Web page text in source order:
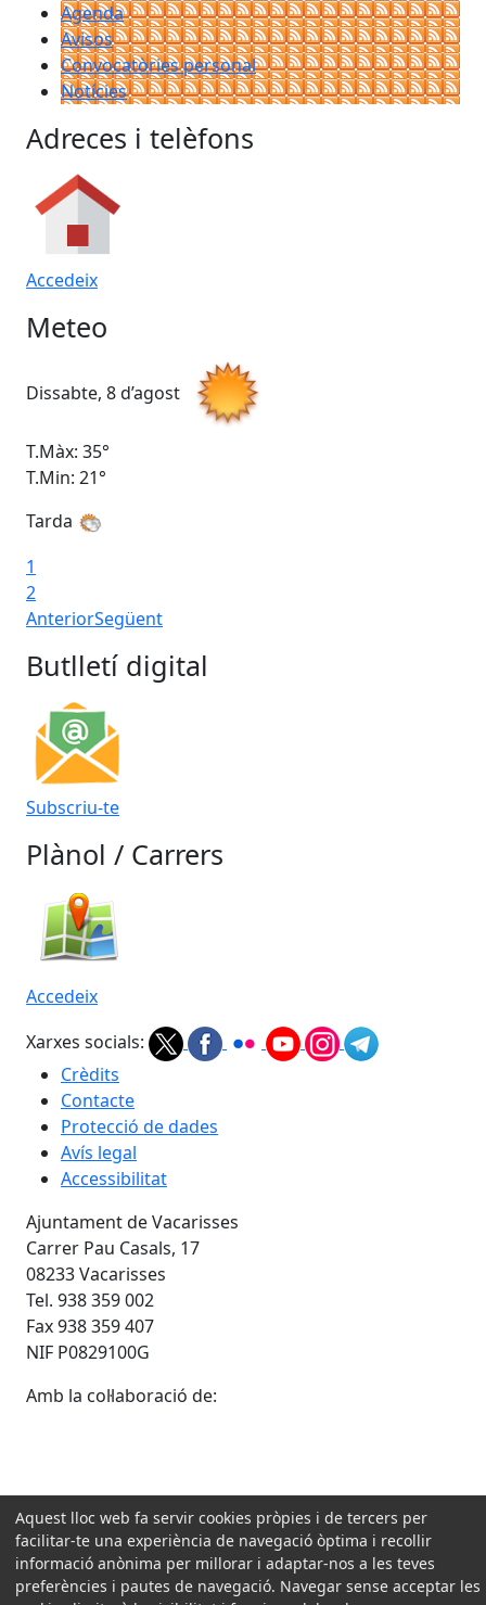
Agenda
Avisos
Convocatòries personal
Notícies
Adreces i telèfons
Accedeix
Meteo
Dissabte, 8 d’agost
T.Màx: 35°
T.Min: 21°
Tarda
1
2
AnteriorSegüent
Butlletí digital
Subscriu-te
Plànol / Carrers
Accedeix
Xarxes socials:
Crèdits
Contacte
Protecció de dades
Avís legal
Accessibilitat
Ajuntament de Vacarisses
Carrer Pau Casals, 17
08233 Vacarisses
Tel. 938 359 002
Fax 938 359 407
NIF P0829100G
Amb la col·laboració de:
Aquest lloc web fa servir cookies pròpies i de tercers per
facilitar-te una experiència de navegació òptima i recollir
informació anònima per millorar i adaptar-nos a les teves
preferències i pautes de navegació. Navegar sense acceptar les